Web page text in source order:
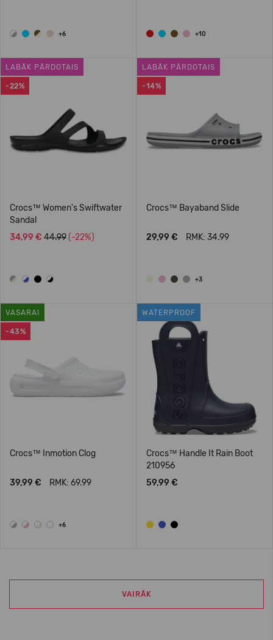
+6 +10
-22%
LABĀK PĀRDOTAIS
Crocs™ Women's Swiftwater
Sandal
34,99 € 44.99 (-22%)
-14%
LABĀK PĀRDOTAIS
Crocs™ Bayaband Slide
29,99 € RMK: 34.99
+3
-43%
VASARAI
Crocs™ Inmotion Clog
39,99 € RMK: 69.99
+6
WATERPROOF
Crocs™ Handle It Rain Boot
210956
59,99 €
VAIRĀK